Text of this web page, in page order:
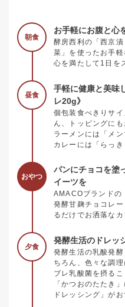
朝食
お手軽にお腹と心
酵房西利の「西京
菜」を使ったお手
心を満たして1日を
昼食
手軽に健康と美味
レ20g》
個包装食べきりサ
ん、トッピングにも
ラーメンには「メ
カレーには「らっき
おやつ
パンにチョコを塗
イーツを
AMACOブランドの
発酵甘麹チョコレ
るだけでお洒落なカ
夕食
発酵生活のドレッ
発酵生活の乳酸発
ちろん、色々な調
ブレ乳酸菌を摂るこ
「かつおのたたき
ドレッシング」がお